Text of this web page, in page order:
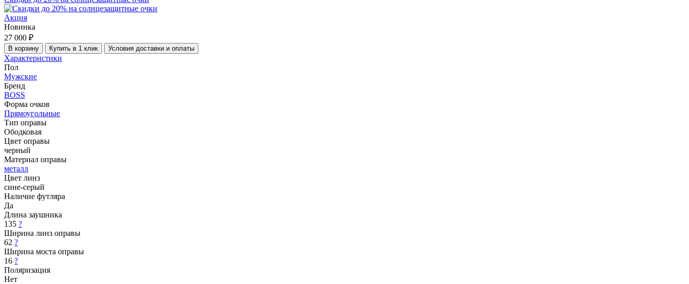
Акция
Новинка
27 000 ₽
В корзину Купить в 1 клик Условия доставки и оплаты
Характеристики
Пол
Мужские
Бренд
BOSS
Форма очков
Прямоугольные
Тип оправы
Ободковая
Цвет оправы
черный
Материал оправы
металл
Цвет линз
сине-серый
Наличие футляра
Да
Длина заушника
135 ?
Ширина линз оправы
62 ?
Ширина моста оправы
16 ?
Поляризация
Нет